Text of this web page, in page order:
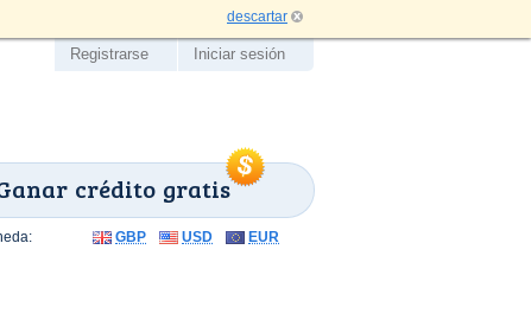
descartar
crédito gratis
Registrarse Iniciar sesión
GBP USD EUR